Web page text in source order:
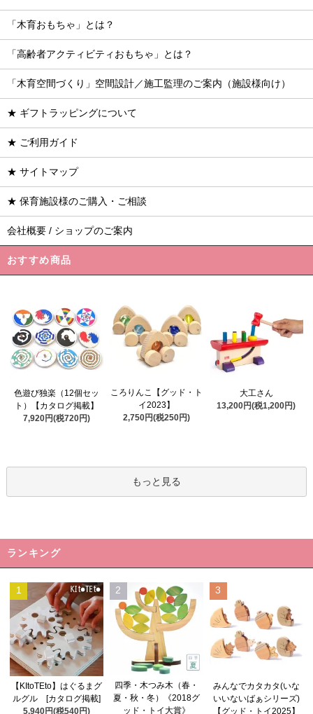
「木育おもちゃ」とは？
「高齢者アクティビティおもちゃ」とは？
「木育空間づくり」空間設計／施工監理のご案内（施設様向け）
★ ギフトラッピングについて
★ ご利用ガイド
★ サイトマップ
★ 保育施設様のご購入・ご相談
会社概要 / ショップのご案内
おすすめ商品
色遊び独楽（12個セッ
ト）【カタログ掲載】
7,920円(税720円)
ころりんこ【グッド・ト
イ2023】
2,750円(税250円)
大工さん
13,200円(税1,200円)
もっと見る
ランキング
1
【KItoTEto】はぐるまグ
ルグル [カタログ掲載]
5,940円(税540円)
2
四季・木つみ木（春・
夏・秋・冬）《2018グ
ッド・トイ大賞》
3
みんなでカタカタ(いな
いいないばぁシリーズ)
【グッド・トイ2025】